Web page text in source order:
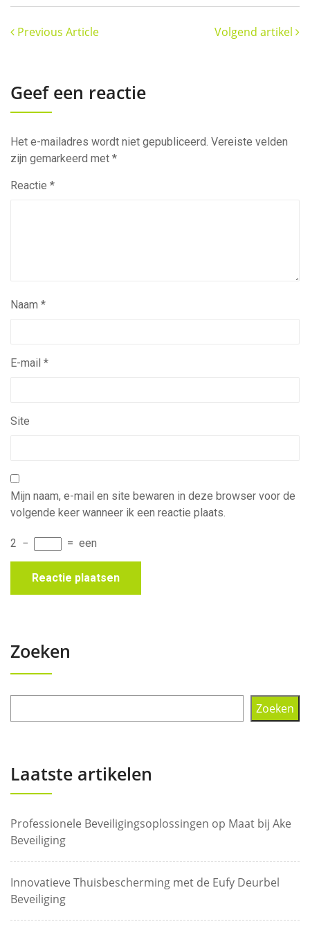
Previous Article Volgend artikel
Geef een reactie
Het e-mailadres wordt niet gepubliceerd. Vereiste velden
zijn gemarkeerd met *
Reactie *
Naam *
E-mail *
Site
Mijn naam, e-mail en site bewaren in deze browser voor de
volgende keer wanneer ik een reactie plaats.
2 − = een
Zoeken
Zoeken
Laatste artikelen
Professionele Beveiligingsoplossingen op Maat bij Ake
Beveiliging
Innovatieve Thuisbescherming met de Eufy Deurbel
Beveiliging